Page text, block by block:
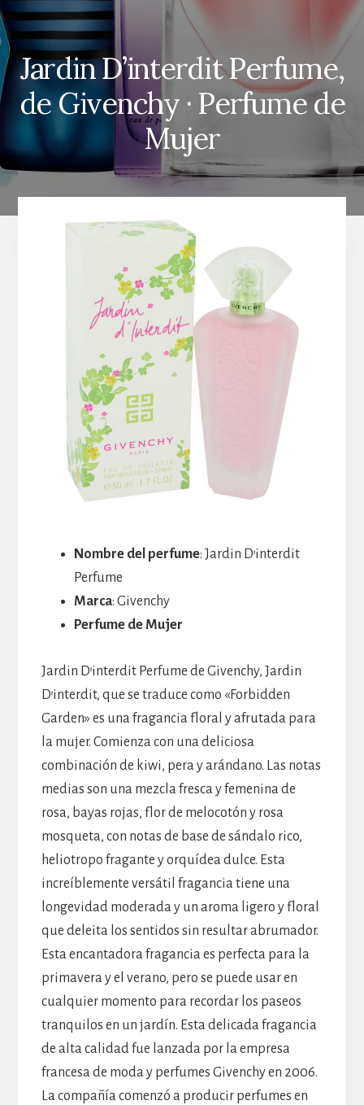
Jardin D’interdit Perfume,
de Givenchy · Perfume de
Mujer
Nombre del perfume: Jardin D’interdit
Perfume
Marca: Givenchy
Perfume de Mujer
Jardin D’interdit Perfume de Givenchy, Jardin
D’interdit, que se traduce como «Forbidden
Garden» es una fragancia floral y afrutada para
la mujer. Comienza con una deliciosa
combinación de kiwi, pera y arándano. Las notas
medias son una mezcla fresca y femenina de
rosa, bayas rojas, flor de melocotón y rosa
mosqueta, con notas de base de sándalo rico,
heliotropo fragante y orquídea dulce. Esta
increíblemente versátil fragancia tiene una
longevidad moderada y un aroma ligero y floral
que deleita los sentidos sin resultar abrumador.
Esta encantadora fragancia es perfecta para la
primavera y el verano, pero se puede usar en
cualquier momento para recordar los paseos
tranquilos en un jardín. Esta delicada fragancia
de alta calidad fue lanzada por la empresa
francesa de moda y perfumes Givenchy en 2006.
La compañía comenzó a producir perfumes en